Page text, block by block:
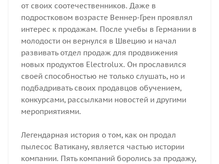
от своих соотечественников. Даже в
подростковом возрасте Веннер-Грен проявлял
интерес к продажам. После учебы в Германии в
молодости он вернулся в Швецию и начал
развивать отдел продаж для продвижения
новых продуктов Electrolux. Он прославился
своей способностью не только слушать, но и
подбадривать своих продавцов обучением,
конкурсами, рассылками новостей и другими
мероприятиями.
Легендарная история о том, как он продал
пылесос Ватикану, является частью истории
компании. Пять компаний боролись за продажу,